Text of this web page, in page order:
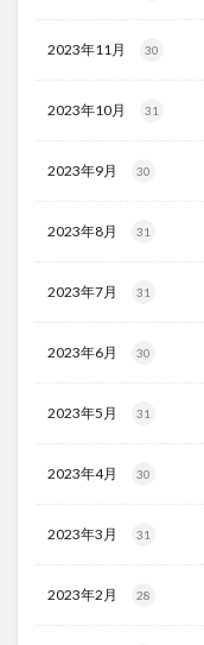
2023年11月 30
2023年10月 31
2023年9月 30
2023年8月 31
2023年7月 31
2023年6月 30
2023年5月 31
2023年4月 30
2023年3月 31
2023年2月 28